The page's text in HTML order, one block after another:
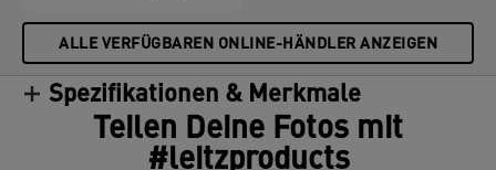
ALLE VERFÜGBAREN ONLINE-HÄNDLER ANZEIGEN
Spezifikationen & Merkmale
Teilen Deine Fotos mit
#leitzproducts